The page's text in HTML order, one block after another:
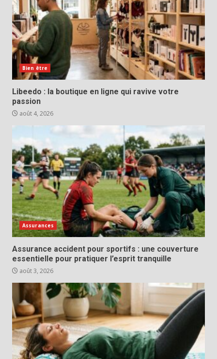
Bien être
Libeedo : la boutique en ligne qui ravive votre
passion
août 4, 2026
Assurances
Assurance accident pour sportifs : une couverture
essentielle pour pratiquer l’esprit tranquille
août 3, 2026